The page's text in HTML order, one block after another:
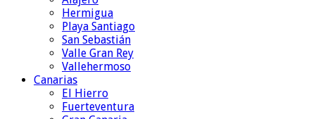
Hermigua
Playa Santiago
San Sebastián
Valle Gran Rey
Vallehermoso
Canarias
El Hierro
Fuerteventura